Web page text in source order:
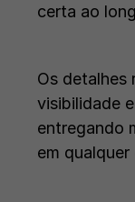
certa ao
Os detalhes
visibilidade
entregando
em